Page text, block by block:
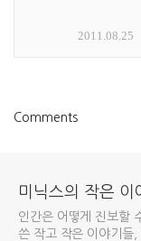
2011.08.25
Comments
미닉스의 작은 이
인간은 어떻게 진보할
쓴 작고 작은 이야기들